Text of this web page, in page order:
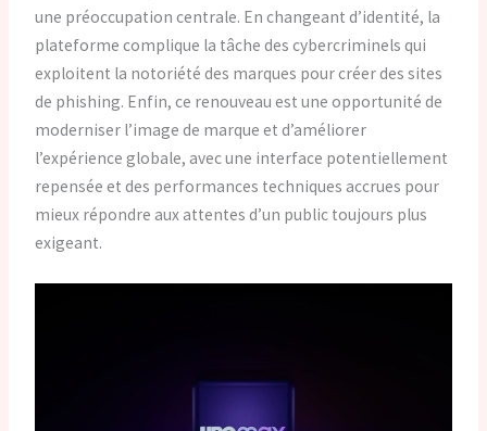
une préoccupation centrale. En changeant d’identité, la
plateforme complique la tâche des cybercriminels qui
exploitent la notoriété des marques pour créer des sites
de phishing. Enfin, ce renouveau est une opportunité de
moderniser l’image de marque et d’améliorer
l’expérience globale, avec une interface potentiellement
repensée et des performances techniques accrues pour
mieux répondre aux attentes d’un public toujours plus
exigeant.